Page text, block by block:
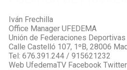
Iván Frechilla
Office Manager UFEDEMA
Unión de Federaciones
Calle Castelló 107, 1ºB, 28006
Tel: 676.391.244 / 915621232
Web UfedemaTV Facebook